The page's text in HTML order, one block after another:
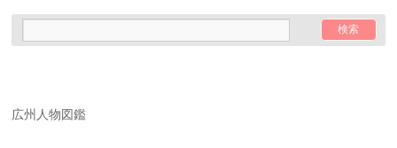
広州人物図鑑